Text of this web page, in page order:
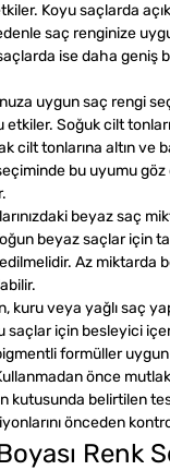
Koyu saçlarda
saç renginize
ise daha geniş
uygun saç rengi
Soğuk cilt
cilt tonlarına altın ve
bu uyumu
beyaz saç
beyaz saçlar için
Az miktarda
kuru veya yağlı saç
için besleyici
formüller uygun
önce
kutusunda belirtilen
önceden
Renk